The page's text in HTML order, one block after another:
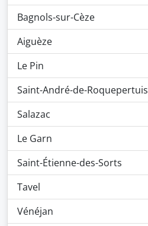
Bagnols-sur-Cèze
Aiguèze
Le Pin
Saint-André-de-Roquepertuis
Salazac
Le Garn
Saint-Étienne-des-Sorts
Tavel
Vénéjan